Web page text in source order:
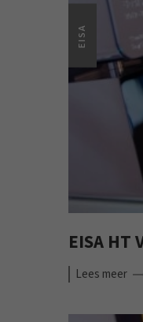
EISA
EISA HT
Lees meer